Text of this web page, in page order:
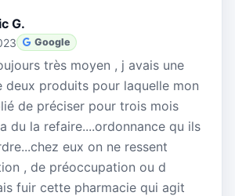
G.
Google
très moyen , j avais une
deux produits pour laquelle mon
de préciser pour trois mois
du la refaire....ordonnance qu ils
eux on ne ressent
, de préoccupation ou d
fuir cette pharmacie qui agit